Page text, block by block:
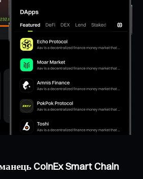
CoinEx Smart Chain